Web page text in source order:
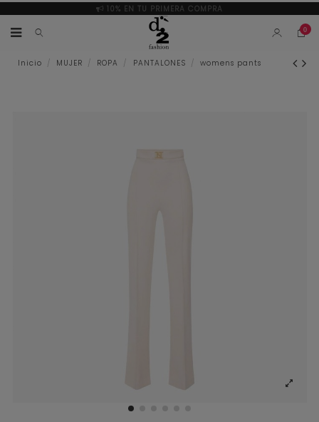
10% EN TU PRIMERA COMPRA
0
Inicio MUJER ROPA PANTALONES womens pants